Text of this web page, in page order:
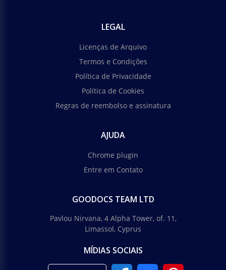
LEGAL
Licenças de Arquivo
Termos e Condições
Política de Privacidade
Política de Cookies
Regras de reembolso e assinatura
AJUDA
Chrome plugin
Entre em Contato
GOODOCS TEAM LTD
Pavlou Nirvana, 4 Alpha Tower, of. 11,
Limassol, Cyprus
MÍDIAS SOCIAIS